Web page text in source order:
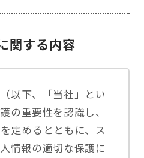
関する内容
以下、「当社」とい
の重要性を認識し、
定めるとともに、ス
情報の適切な保護に